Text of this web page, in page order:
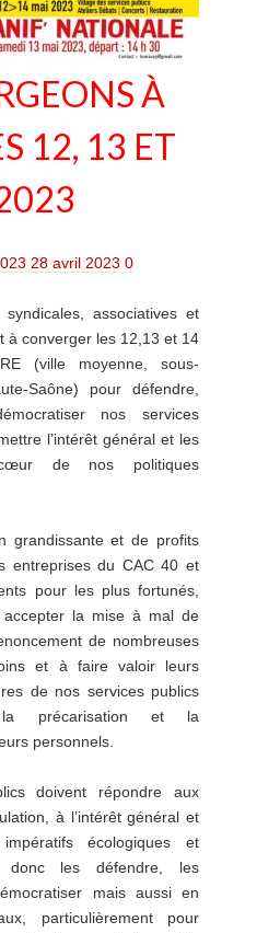
À
12, 13 ET
28 avril 2023 0
syndicales, associatives et
à converger les 12,13 et 14
(ville moyenne, sous-
Saône) pour défendre,
nos services
l’intérêt général et les
de nos politiques
grandissante et de profits
entreprises du CAC 40 et
pour les plus fortunés,
accepter la mise à mal de
de nombreuses
et à faire valoir leurs
de nos services publics
précarisation et la
personnels.
doivent répondre aux
à l’intérêt général et
écologiques et
les défendre, les
mais aussi en
particulièrement pour